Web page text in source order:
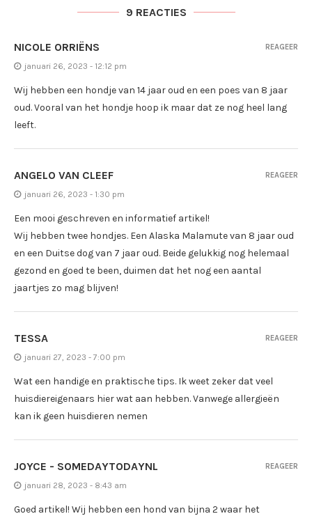
9 REACTIES
NICOLE ORRIËNS
januari 26, 2023 - 12:12 pm
Wij hebben een hondje van 14 jaar oud en een poes van 8 jaar
oud. Vooral van het hondje hoop ik maar dat ze nog heel lang
leeft.
REAGEER
ANGELO VAN CLEEF
januari 26, 2023 - 1:30 pm
Een mooi geschreven en informatief artikel!
Wij hebben twee hondjes. Een Alaska Malamute van 8 jaar oud
en een Duitse dog van 7 jaar oud. Beide gelukkig nog helemaal
gezond en goed te been, duimen dat het nog een aantal
jaartjes zo mag blijven!
REAGEER
TESSA
januari 27, 2023 - 7:00 pm
Wat een handige en praktische tips. Ik weet zeker dat veel
huisdiereigenaars hier wat aan hebben. Vanwege allergieën
kan ik geen huisdieren nemen
REAGEER
JOYCE - SOMEDAYTODAYNL
januari 28, 2023 - 8:43 am
Goed artikel! Wij hebben een hond van bijna 2 waar het
REAGEER